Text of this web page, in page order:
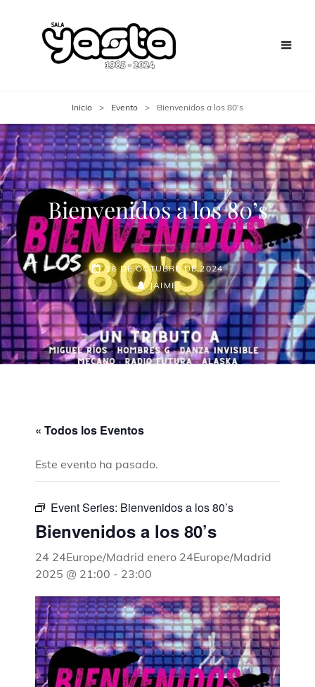
Inicio > Evento > Bienvenidos a los 80’s
Bienvenidos a los 80’s
16 DE OCTUBRE DE 2024
JAIME
« Todos los Eventos
Este evento ha pasado.
Event Series: Bienvenidos a los 80’s
Bienvenidos a los 80’s
24 24Europe/Madrid enero 24Europe/Madrid
2025 @ 21:00 - 23:00